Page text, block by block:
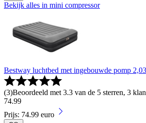
Bekijk alles in mini compressor
Bestway luchtbed met ingebouwde pomp
(3)Beoordeeld met 3.3 van de 5 sterren, 3
74.99
Prijs: 74.99 euro